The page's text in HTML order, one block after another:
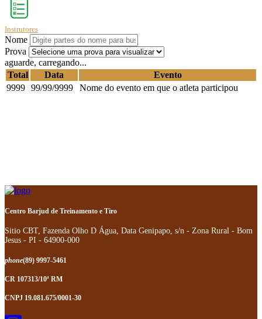
Instrutores
Nome
Prova
aguarde, carregando...
Total
Data
Evento
9999 99/99/9999 Nome do evento em que o atleta participou
Centro Barjud de Treinamento e Tiro
Sitio CBT, Fazenda Olho D Água, Data Genipapo, s/n - Zona Rural - Bom
Jesus - PI - 64900-000
phone(89) 9997-5461
CR 107313/10ª RM
CNPJ 19.081.675/0001-30